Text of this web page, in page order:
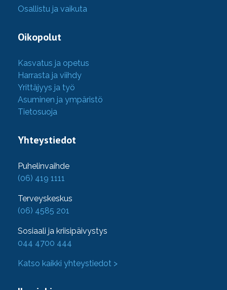
Osallistu ja vaikuta
Oikopolut
Kasvatus ja opetus
Harrasta ja viihdy
Yrittäjyys ja työ
Asuminen ja ympäristö
Tietosuoja
Yhteystiedot
Puhelinvaihde
(06) 419 1111
Terveyskeskus
(06) 4585 201
Sosiaali ja kriisipäivystys
044 4700 444
Katso kaikki yhteystiedot >